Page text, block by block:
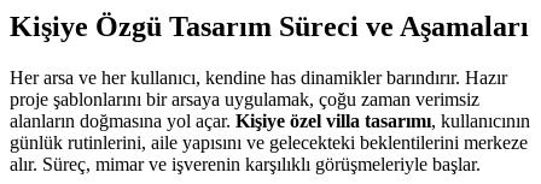
Kişiye Özgü Tasarım Süreci ve Aşamaları
Her arsa ve her kullanıcı, kendine has dinamikler barındırır. Hazır
proje şablonlarını bir arsaya uygulamak, çoğu zaman verimsiz
alanların doğmasına yol açar. Kişiye özel villa tasarımı, kullanıcının
günlük rutinlerini, aile yapısını ve gelecekteki beklentilerini merkeze
alır. Süreç, mimar ve işverenin karşılıklı görüşmeleriyle başlar.